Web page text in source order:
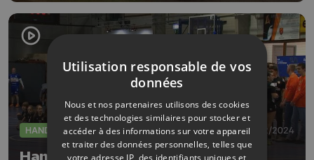
HANDBALL 08/12/2024
Handball: soirée de gala au HC
Utilisation responsable de vos
données
Nous et nos partenaires utilisons des cookies
et des technologies similaires pour stocker et
accéder à des informations sur votre appareil
et traiter des données personnelles, telles que
votre adresse IP, des identifiants uniques et